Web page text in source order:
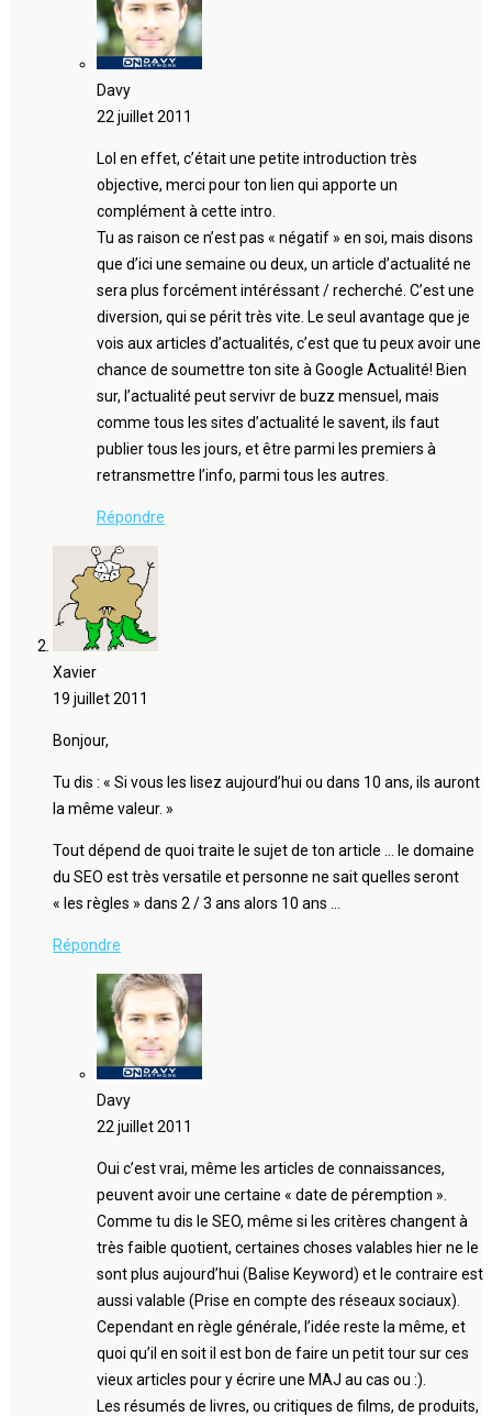
Davy
22 juillet 2011
Lol en effet, c’était une petite introduction très
objective, merci pour ton lien qui apporte un
complément à cette intro.
Tu as raison ce n’est pas « négatif » en soi, mais disons
que d’ici une semaine ou deux, un article d’actualité ne
sera plus forcément intéréssant / recherché. C’est une
diversion, qui se périt très vite. Le seul avantage que je
vois aux articles d’actualités, c’est que tu peux avoir une
chance de soumettre ton site à Google Actualité! Bien
sur, l’actualité peut servivr de buzz mensuel, mais
comme tous les sites d’actualité le savent, ils faut
publier tous les jours, et être parmi les premiers à
retransmettre l’info, parmi tous les autres.
Répondre
Xavier
19 juillet 2011
Bonjour,
Tu dis : « Si vous les lisez aujourd’hui ou dans 10 ans, ils auront
la même valeur. »
Tout dépend de quoi traite le sujet de ton article … le domaine
du SEO est très versatile et personne ne sait quelles seront
« les règles » dans 2 / 3 ans alors 10 ans …
Répondre
Davy
22 juillet 2011
Oui c’est vrai, même les articles de connaissances,
peuvent avoir une certaine « date de péremption ».
Comme tu dis le SEO, même si les critères changent à
très faible quotient, certaines choses valables hier ne le
sont plus aujourd’hui (Balise Keyword) et le contraire est
aussi valable (Prise en compte des réseaux sociaux).
Cependant en règle générale, l’idée reste la même, et
quoi qu’il en soit il est bon de faire un petit tour sur ces
vieux articles pour y écrire une MAJ au cas ou :).
Les résumés de livres, ou critiques de films, de produits,